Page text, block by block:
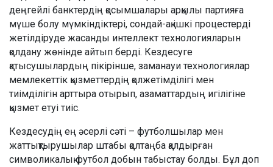
деңгейлі банктердің қосымшалары арқылы партияға
мүше болу мүмкіндіктері, сондай-ақ ішкі процестерді
жетілдіруде жасанды интеллект технологияларын
қолдану жөнінде айтып берді. Кездесуге
қатысушылардың пікірінше, заманауи технологиялар
мемлекеттік қызметтердің қолжетімділігі мен
тиімділігін арттыра отырып, азаматтардың игілігіне
қызмет етуі тиіс.
Кездесудің ең әсерлі сәті – футболшылар мен
жаттықтырушылар штабы қолтаңба қалдырған
символикалық футбол добын табыстау болды. Бұл доп